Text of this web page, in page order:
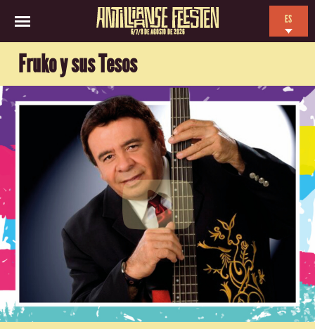
6/7/8 DE AGOSTO DE 2026
ES
FR
Fruko y sus Tesos